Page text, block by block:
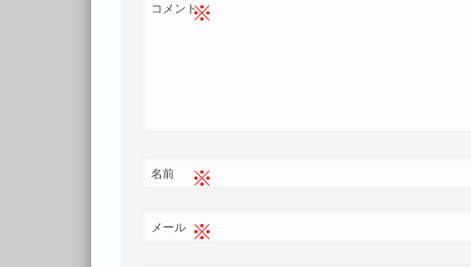
コメント※
名前 ※
メール ※